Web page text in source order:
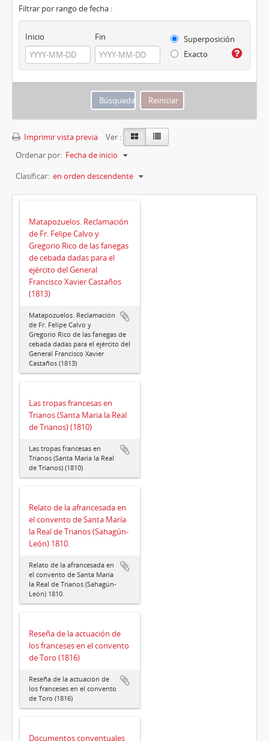
Filtrar por rango de fecha :
Inicio Fin
Superposición
Exacto
Imprimir vista previa
Ver :
Ordenar por: Fecha de inicio
Clasificar: en orden descendente
Matapozuelos. Reclamación
de Fr. Felipe Calvo y
Gregorio Rico de las fanegas
de cebada dadas para el
ejército del General
Francisco Xavier Castaños
(1813)
Matapozuelos. Reclamación
de Fr. Felipe Calvo y
Gregorio Rico de las fanegas de
cebada dadas para el ejército del
General Francisco Xavier
Castaños (1813)
Las tropas francesas en
Trianos (Santa Maria la Real
de Trianos) (1810)
Las tropas francesas en
Trianos (Santa Maria la Real
de Trianos) (1810)
Relato de la afrancesada en
el convento de Santa María
la Real de Trianos (Sahagún-
León) 1810.
Relato de la afrancesada en
el convento de Santa María
la Real de Trianos (Sahagún-
León) 1810.
Reseña de la actuación de
los franceses en el convento
de Toro (1816)
Reseña de la actuación de
los franceses en el convento
de Toro (1816)
Documentos conventuales